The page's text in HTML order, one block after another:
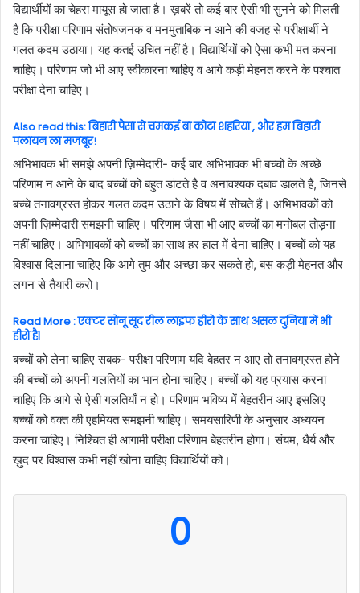
विद्यार्थीयों का चेहरा मायूस हो जाता है। ख़बरें तो कई बार ऐसी भी सुनने को मिलती
है कि परीक्षा परिणाम संतोषजनक व मनमुताबिक न आने की वजह से परीक्षार्थी ने
गलत कदम उठाया। यह कतई उचित नहीं है। विद्यार्थियों को ऐसा कभी मत करना
चाहिए। परिणाम जो भी आए स्वीकारना चाहिए व आगे कड़ी मेहनत करने के पश्चात
परीक्षा देना चाहिए।
Also read this: बिहारी पैसा से चमकई बा कोटा शहरिया , और हम बिहारी
पलायन ला मजबूर!
अभिभावक भी समझे अपनी ज़िम्मेदारी- कई बार अभिभावक भी बच्चों के अच्छे
परिणाम न आने के बाद बच्चों को बहुत डांटते है व अनावश्यक दबाव डालते हैं, जिनसे
बच्चे तनावग्रस्त होकर गलत कदम उठाने के विषय में सोचते हैं। अभिभावकों को
अपनी ज़िम्मेदारी समझनी चाहिए। परिणाम जैसा भी आए बच्चों का मनोबल तोड़ना
नहीं चाहिए। अभिभावकों को बच्चों का साथ हर हाल में देना चाहिए। बच्चों को यह
विश्वास दिलाना चाहिए कि आगे तुम और अच्छा कर सकते हो, बस कड़ी मेहनत और
लगन से तैयारी करो।
Read More : एक्टर सोनू सूद रील लाइफ हीरो के साथ असल दुनिया में भी
हीरो है|
बच्चों को लेना चाहिए सबक- परीक्षा परिणाम यदि बेहतर न आए तो तनावग्रस्त होने
की बच्चों को अपनी गलतियों का भान होना चाहिए। बच्चों को यह प्रयास करना
चाहिए कि आगे से ऐसी गलतियाँ न हो। परिणाम भविष्य में बेहतरीन आए इसलिए
बच्चों को वक्त की एहमियत समझनी चाहिए। समयसारिणी के अनुसार अध्ययन
करना चाहिए। निश्चित ही आगामी परीक्षा परिणाम बेहतरीन होगा। संयम, धैर्य और
ख़ुद पर विश्वास कभी नहीं खोना चाहिए विद्यार्थियों को।
0